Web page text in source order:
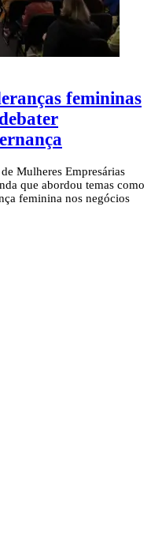
femininas
Mulheres Empresárias
que abordou temas como
feminina nos negócios